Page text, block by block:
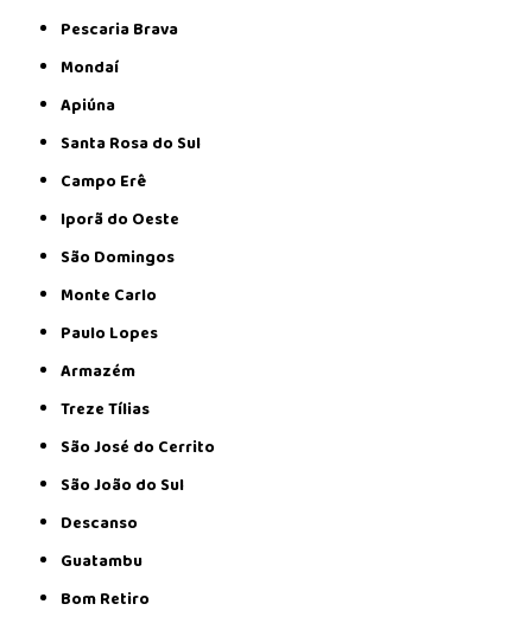
Pescaria Brava
Mondaí
Apiúna
Santa Rosa do Sul
Campo Erê
Iporã do Oeste
São Domingos
Monte Carlo
Paulo Lopes
Armazém
Treze Tílias
São José do Cerrito
São João do Sul
Descanso
Guatambu
Bom Retiro